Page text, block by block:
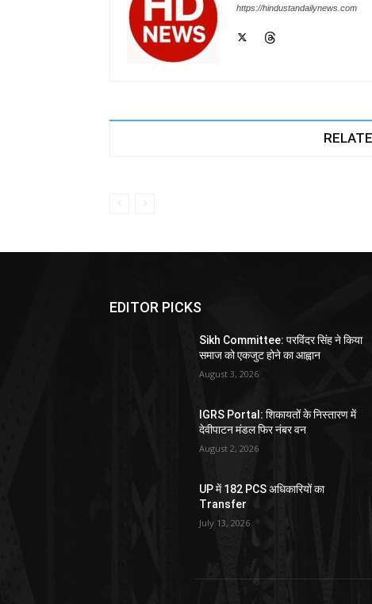
https://hindustandailynews.com
EDITOR PICKS
Sikh Committee: परविंदर सिंह ने किया
समाज को एकजुट होने का आह्वान
August 3, 2026
IGRS Portal: शिकायतों के निस्तारण में
देवीपाटन मंडल फिर नंबर वन
August 2, 2026
UP में 182 PCS अधिकारियों का
Transfer
July 13, 2026